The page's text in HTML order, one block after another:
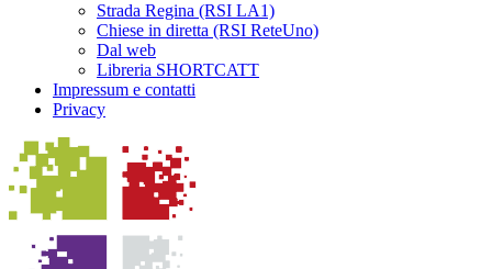
Strada Regina (RSI LA1)
Chiese in diretta (RSI ReteUno)
Dal web
Libreria SHORTCATT
Impressum e contatti
Privacy